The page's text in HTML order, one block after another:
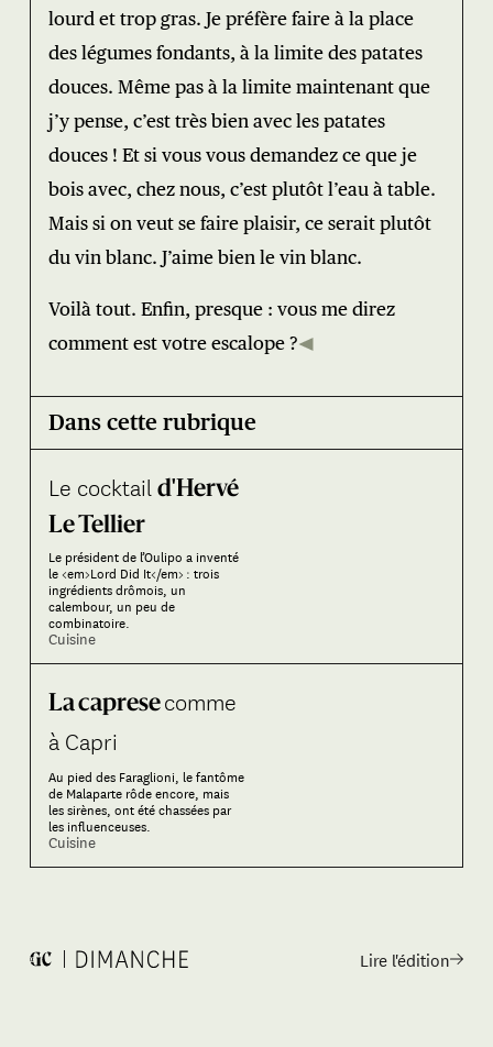
lourd et trop gras. Je préfère faire à la place
des légumes fondants, à la limite des patates
douces. Même pas à la limite maintenant que
j’y pense, c’est très bien avec les patates
douces ! Et si vous vous demandez ce que je
bois avec, chez nous, c’est plutôt l’eau à table.
Mais si on veut se faire plaisir, ce serait plutôt
du vin blanc. J’aime bien le vin blanc.
Voilà tout. Enfin, presque : vous me direz
comment est votre escalope ?
Dans cette rubrique
Le cocktaild'Hervé
Le Tellier
Le président de l’Oulipo a inventé
le <em>Lord Did It</em> : trois
ingrédients drômois, un
calembour, un peu de
combinatoire.
Cuisine
La capresecomme
à Capri
Au pied des Faraglioni, le fantôme
de Malaparte rôde encore, mais
les sirènes, ont été chassées par
les influenceuses.
Cuisine
Lire l'édition